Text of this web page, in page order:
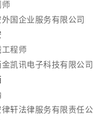
师
外国企业服务有限公司
工程师
金凯讯电子科技有限公司
律轩法律服务有限责任公